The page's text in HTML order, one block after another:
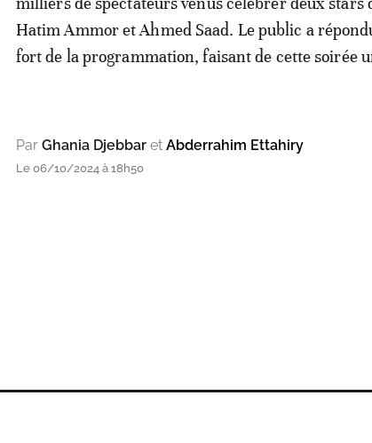
Hatim Ammor et Ahmed Saad. Le public a
fort de la programmation, faisant de cette soirée
Par Ghania Djebbar et Abderrahim Ettahiry
Le 06/10/2024 à 18h50